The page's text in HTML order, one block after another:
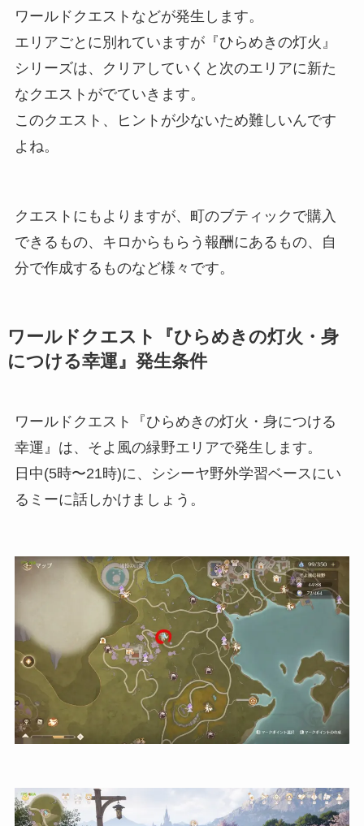
ワールドクエストなどが発生します。
エリアごとに別れていますが『ひらめきの灯火』
シリーズは、クリアしていくと次のエリアに新た
なクエストがでていきます。
このクエスト、ヒントが少ないため難しいんです
よね。
クエストにもよりますが、町のブティックで購入
できるもの、キロからもらう報酬にあるもの、自
分で作成するものなど様々です。
ワールドクエスト『ひらめきの灯火・身
につける幸運』発生条件
ワールドクエスト『ひらめきの灯火・身につける
幸運』は、そよ風の緑野エリアで発生します。
日中(5時〜21時)に、シシーヤ野外学習ベースにい
るミーに話しかけましょう。